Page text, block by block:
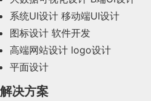
系统UI设计 移动端UI设计
图标设计 软件开发
高端网站设计 logo设计
平面设计
解决方案